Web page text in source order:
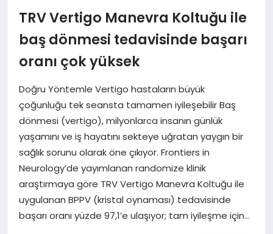
EKONOMI
GENEL
SPOR
TEKNOLOJI
TRV Vertigo Manevra Koltuğu ile
baş dönmesi tedavisinde başarı
oranı çok yüksek
Doğru Yöntemle Vertigo hastaların büyük
çoğunluğu tek seansta tamamen iyileşebilir Baş
dönmesi (vertigo), milyonlarca insanın günlük
yaşamını ve iş hayatını sekteye uğratan yaygın bir
sağlık sorunu olarak öne çıkıyor. Frontiers in
Neurology’de yayımlanan randomize klinik
araştırmaya göre TRV Vertigo Manevra Koltuğu ile
uygulanan BPPV (kristal oynaması) tedavisinde
başarı oranı yüzde 97,1’e ulaşıyor; tam iyileşme için…